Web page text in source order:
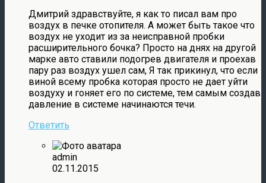
Дмитрий здравствуйте, я как то писал вам про
воздух в печке отопителя. А может быть такое что
воздух не уходит из за неисправной пробки
расширительного бочка? Просто на днях на другой
марке авто ставили подогрев двигателя и проехав
пару раз воздух ушел сам, Я так прикинул, что если
виной всему пробка которая просто не дает уйти
воздуху и гоняет его по системе, тем самым создав
давление в системе начинаются течи.
Ответить
admin
02.11.2015